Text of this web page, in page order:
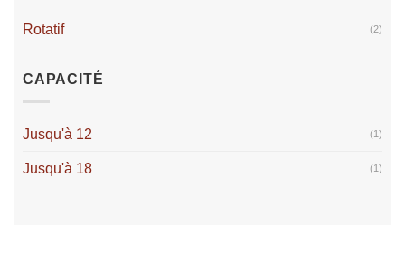
Rotatif (2)
CAPACITÉ
Jusqu'à 12 (1)
Jusqu'à 18 (1)